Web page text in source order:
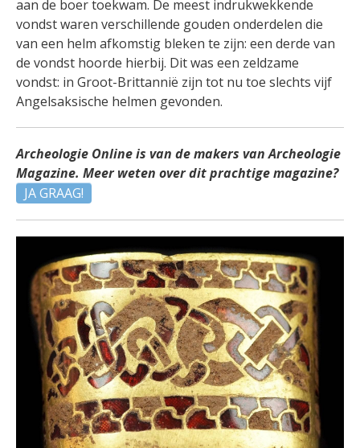
aan de boer toekwam. De meest indrukwekkende
vondst waren verschillende gouden onderdelen die
van een helm afkomstig bleken te zijn: een derde van
de vondst hoorde hierbij. Dit was een zeldzame
vondst: in Groot-Brittannië zijn tot nu toe slechts vijf
Angelsaksische helmen gevonden.
Archeologie Online is van de makers van Archeologie
Magazine. Meer weten over dit prachtige magazine?
JA GRAAG!